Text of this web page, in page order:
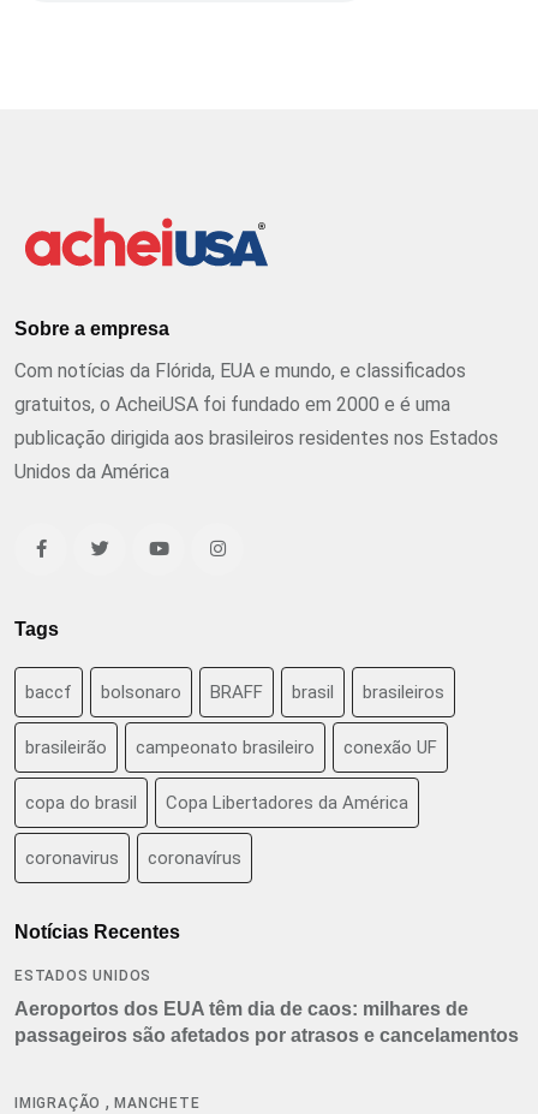
Sobre a empresa
Com notícias da Flórida, EUA e mundo, e classificados
gratuitos, o AcheiUSA foi fundado em 2000 e é uma
publicação dirigida aos brasileiros residentes nos Estados
Unidos da América
Tags
baccf bolsonaro BRAFF brasil brasileiros
brasileirão campeonato brasileiro conexão UF
copa do brasil Copa Libertadores da América
coronavirus coronavírus
Notícias Recentes
ESTADOS UNIDOS
Aeroportos dos EUA têm dia de caos: milhares de
passageiros são afetados por atrasos e cancelamentos
IMIGRAÇÃO ,MANCHETE